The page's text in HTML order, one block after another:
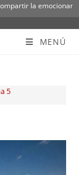
la emocionante
MENÚ
5